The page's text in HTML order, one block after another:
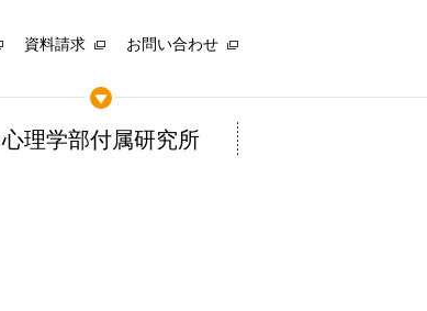
心理学部付属研究所
資料請求 お問い合わせ